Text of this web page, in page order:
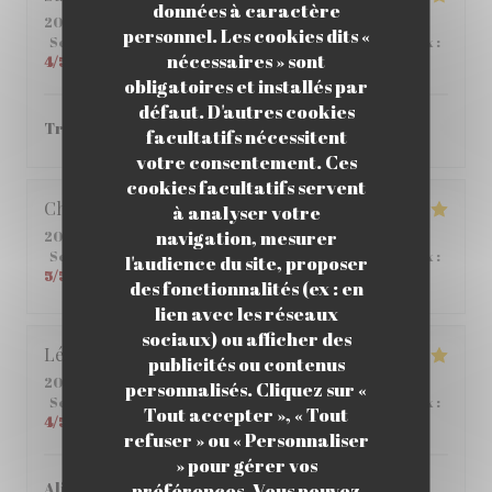
données à caractère
personnel. Les cookies dits «
nécessaires » sont
obligatoires et installés par
défaut. D'autres cookies
facultatifs nécessitent
votre consentement. Ces
cookies facultatifs servent
à analyser votre
navigation, mesurer
l'audience du site, proposer
des fonctionnalités (ex : en
lien avec les réseaux
sociaux) ou afficher des
publicités ou contenus
personnalisés. Cliquez sur «
Tout accepter », « Tout
refuser » ou « Personnaliser
» pour gérer vos
2026-06-01
- 12:00 - Couverts 6
Service
/5 Ambiance: 4/5 Cuisine:5/5 Qualité / Prix :
4/5
Très bon ! je vous le recommande.
Christophe
2026-05-25
- 12:45 - Couverts 2
Service
/5 Ambiance 5 Cuisine Qualité / Prix :
5/5
Léane
2026-05-14
- 20:00 - Couverts 2
Service
/5 Ambiance:5/5 Cuisine: 5/5 Qualité / Prix :
4/5